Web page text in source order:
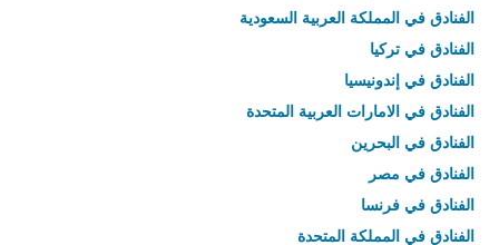
الفنادق في المملكة العربية السعودية
الفنادق في تركيا
الفنادق في إندونيسيا
الفنادق في الامارات العربية المتحدة
الفنادق في البحرين
الفنادق في مصر
الفنادق في فرنسا
الفنادق في المملكة المتحدة